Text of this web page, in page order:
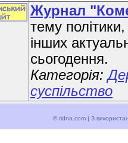
Журнал
тему
інших
сьогодення.
Категорія:
суспільство
© ridna.com | З